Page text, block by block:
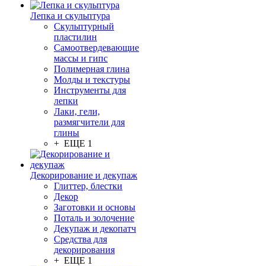
Лепка и скульптура
Скульптурный
пластилин
Самоотвердевающие
массы и гипс
Полимерная глина
Молды и текстуры
Инструменты для
лепки
Лаки, гели,
размягчители для
глины
+ ЕЩЕ 1
Декорирование и декупаж
Глиттер, блестки
Декор
Заготовки и основы
Поталь и золочение
Декупаж и декопатч
Средства для
декорирования
+ ЕЩЕ 1